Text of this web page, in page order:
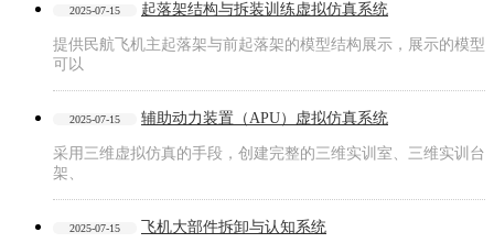
2025-07-15 起落架结构与拆装训练虚拟仿真系统
提供民航飞机主起落架与前起落架的模型结构展示，展示的模型
可以
2025-07-15 辅助动力装置（APU）虚拟仿真系统
采用三维虚拟仿真的手段，创建完整的三维实训室、三维实训台
架、
2025-07-15 飞机大部件拆卸与认知系统